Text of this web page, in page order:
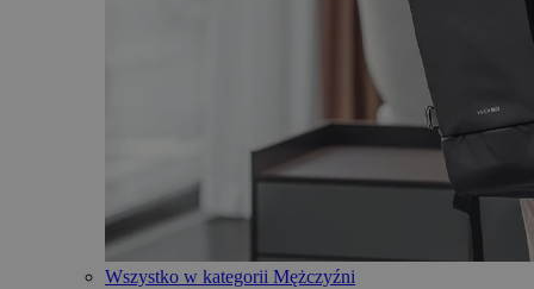
Wszystko w kategorii Mężczyźni